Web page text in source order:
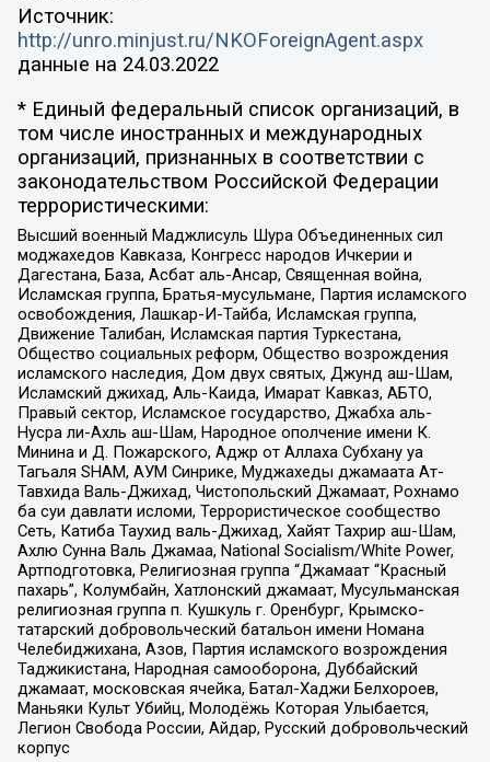
Источник:
http://unro.minjust.ru/NKOForeignAgent.aspx
данные на 24.03.2022
* Единый федеральный список организаций, в
том числе иностранных и международных
организаций, признанных в соответствии с
законодательством Российской Федерации
террористическими:
Высший военный Маджлисуль Шура Объединенных сил
моджахедов Кавказа, Конгресс народов Ичкерии и
Дагестана, База, Асбат аль-Ансар, Священная война,
Исламская группа, Братья-мусульмане, Партия исламского
освобождения, Лашкар-И-Тайба, Исламская группа,
Движение Талибан, Исламская партия Туркестана,
Общество социальных реформ, Общество возрождения
исламского наследия, Дом двух святых, Джунд аш-Шам,
Исламский джихад, Аль-Каида, Имарат Кавказ, АБТО,
Правый сектор, Исламское государство, Джабха аль-
Нусра ли-Ахль аш-Шам, Народное ополчение имени К.
Минина и Д. Пожарского, Аджр от Аллаха Субхану уа
Тагьаля SHAM, АУМ Синрике, Муджахеды джамаата Ат-
Тавхида Валь-Джихад, Чистопольский Джамаат, Рохнамо
ба суи давлати исломи, Террористическое сообщество
Сеть, Катиба Таухид валь-Джихад, Хайят Тахрир аш-Шам,
Ахлю Сунна Валь Джамаа, National Socialism/White Power,
Артподготовка, Религиозная группа “Джамаат “Красный
пахарь”, Колумбайн, Хатлонский джамаат, Мусульманская
религиозная группа п. Кушкуль г. Оренбург, Крымско-
татарский добровольческий батальон имени Номана
Челебиджихана, Азов, Партия исламского возрождения
Таджикистана, Народная самооборона, Дуббайский
джамаат, московская ячейка, Батал-Хаджи Белхороев,
Маньяки Культ Убийц, Молодёжь Которая Улыбается,
Легион Свобода России, Айдар, Русский добровольческий
корпус